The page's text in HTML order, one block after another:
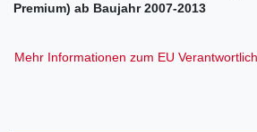
Premium) ab Baujahr 2007-2013
Mehr Informationen zum EU